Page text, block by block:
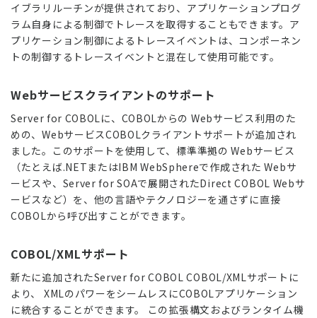
イブラリルーチンが提供されており、アプリケーションプログ
ラム自身による制御でトレースを取得することもできます。ア
プリケーション制御によるトレースイベントは、コンポーネン
トの制御するトレースイベントと混在して使用可能です。
Webサービスクライアントのサポート
Server for COBOLに、COBOLからの Webサービス利用のた
めの、WebサービスCOBOLクライアントサポートが追加され
ました。このサポートを使用して、標準準拠の Webサービス
（たとえば.NETまたはIBM WebSphereで作成された Webサ
ービスや、Server for SOAで展開されたDirect COBOL Webサ
ービスなど）を、他の言語やテクノロジーを通さずに直接
COBOLから呼び出すことができます。
COBOL/XMLサポート
新たに追加されたServer for COBOL COBOL/XMLサポートに
より、 XMLのパワーをシームレスにCOBOLアプリケーション
に統合することができます。 この拡張構文およびランタイム機